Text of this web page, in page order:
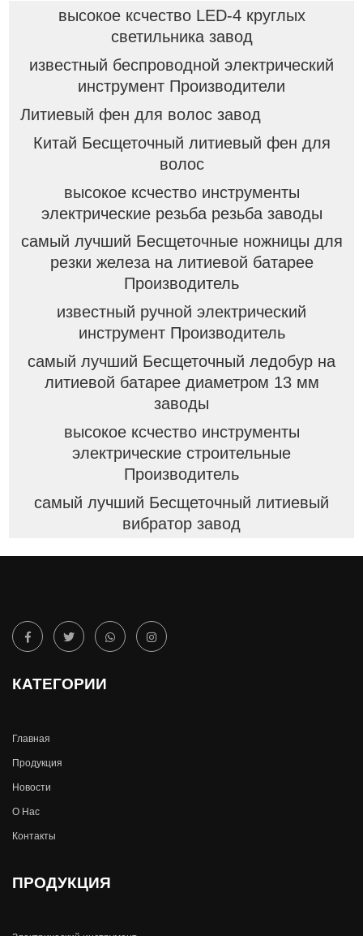
высокое ксчество LED-4 круглых
светильника завод
известный беспроводной электрический
инструмент Производители
Литиевый фен для волос завод
Китай Бесщеточный литиевый фен для
волос
высокое ксчество инструменты
электрические резьба резьба заводы
самый лучший Бесщеточные ножницы для
резки железа на литиевой батарее
Производитель
известный ручной электрический
инструмент Производитель
самый лучший Бесщеточный ледобур на
литиевой батарее диаметром 13 мм
заводы
высокое ксчество инструменты
электрические строительные
Производитель
самый лучший Бесщеточный литиевый
вибратор завод
КАТЕГОРИИ
Главная
Продукция
Новости
О Hас
Контакты
ПРОДУКЦИЯ